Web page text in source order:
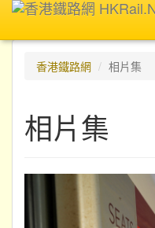
香港鐵路網
相片集
相片集